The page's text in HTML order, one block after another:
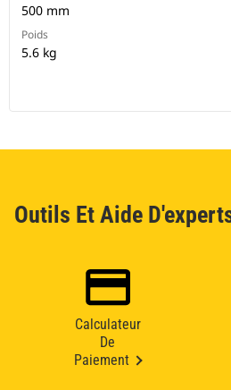
500 mm
Poids
5.6 kg
Outils Et Aide
Calculateur
De
Paiement